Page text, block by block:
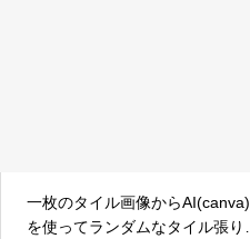
一枚のタイル画像からAI(canva)
を使ってランダムなタイル張り